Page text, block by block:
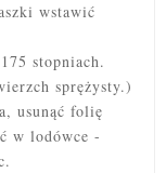
wstawić
stopniach.
sprężysty.)
usunąć folię
w lodówce -